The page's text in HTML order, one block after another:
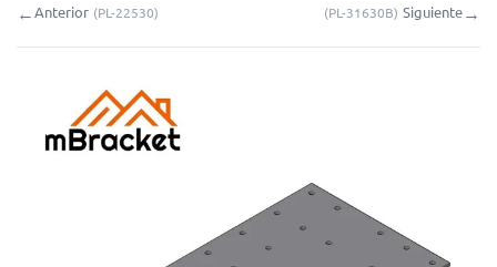
Consulta en línea
🌐 Language▼
←Anterior (PL-22530) (PL-31630B) Siguiente→